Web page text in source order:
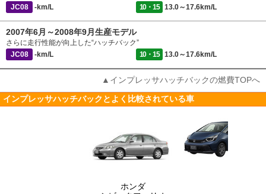
JC08
-km/L 10・15 13.0～17.6km/L
2007年6月～2008年9月生産モデル
さらに走行性能が向上した“ハッチバック”
JC08
-km/L 10・15 13.0～17.6km/L
▲インプレッサハッチバックの燃費TOPへ
インプレッサハッチバックとよく比較されている車
ホンダ